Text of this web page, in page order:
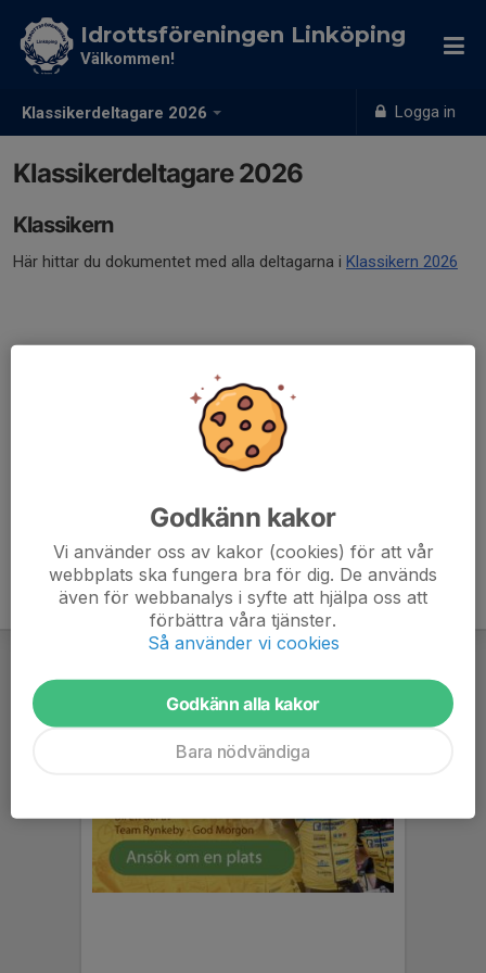
Klassikerdeltagare 2026 Logga in
Idrottsföreningen Linköping
Välkommen!
Klassikerdeltagare 2026
Klassikern
Här hittar du dokumentet med alla deltagarna i Klassikern 2026
Godkänn kakor
Vi använder oss av kakor (cookies) för att vår
webbplats ska fungera bra för dig. De används
även för webbanalys i syfte att hjälpa oss att
förbättra våra tjänster.
Så använder vi cookies
Godkänn alla kakor
Bara nödvändiga